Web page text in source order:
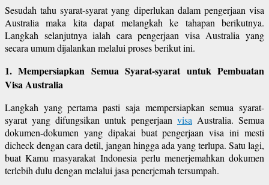
Sesudah tahu syarat-syarat yang diperlukan dalam pengerjaan visa
Australia maka kita dapat melangkah ke tahapan berikutnya.
Langkah selanjutnya ialah cara pengerjaan visa Australia yang
secara umum dijalankan melalui proses berikut ini.
1. Mempersiapkan Semua Syarat-syarat untuk Pembuatan
Visa Australia
Langkah yang pertama pasti saja mempersiapkan semua syarat-
syarat yang difungsikan untuk pengerjaan visa Australia. Semua
dokumen-dokumen yang dipakai buat pengerjaan visa ini mesti
dicheck dengan cara detil, jangan hingga ada yang terlupa. Satu lagi,
buat Kamu masyarakat Indonesia perlu menerjemahkan dokumen
terlebih dulu dengan melalui jasa penerjemah tersumpah.